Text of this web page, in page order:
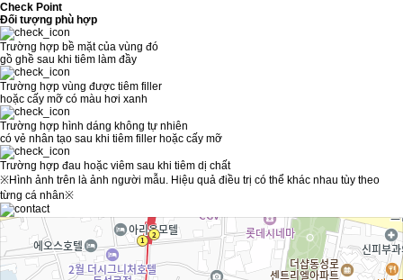
Check Point
Đối tượng phù hợp
Trường hợp bề mặt của vùng đó
gồ ghề sau khi tiêm làm đầy
Trường hợp vùng được tiêm filler
hoặc cấy mỡ có màu hơi xanh
Trường hợp hình dáng không tự nhiên
có vẻ nhân tạo sau khi tiêm filler hoặc cấy mỡ
Trường hợp đau hoặc viêm sau khi tiêm dị chất
※Hình ảnh trên là ảnh người mẫu. Hiệu quả điều trị có thể khác nhau tùy theo
từng cá nhân※